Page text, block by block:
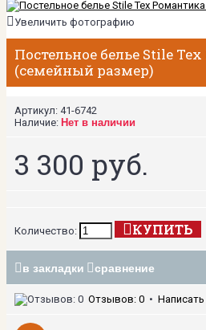
Увеличить фотографию
Постельное белье Stile
(семейный размер)
Артикул: 41-6742
Наличие: Нет в наличии
3 300 руб.
Количество: КУПИТЬ
в закладки сравнение
Отзывов: 0 •